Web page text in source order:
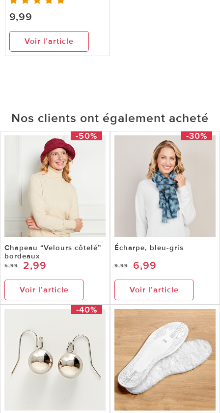
9,99
Voir l’article
Nos clients ont également acheté
-50%
Chapeau “Velours côtelé”
bordeaux
5,99 2,99
Voir l’article
-30%
Écharpe, bleu-gris
9,99 6,99
Voir l’article
-40%